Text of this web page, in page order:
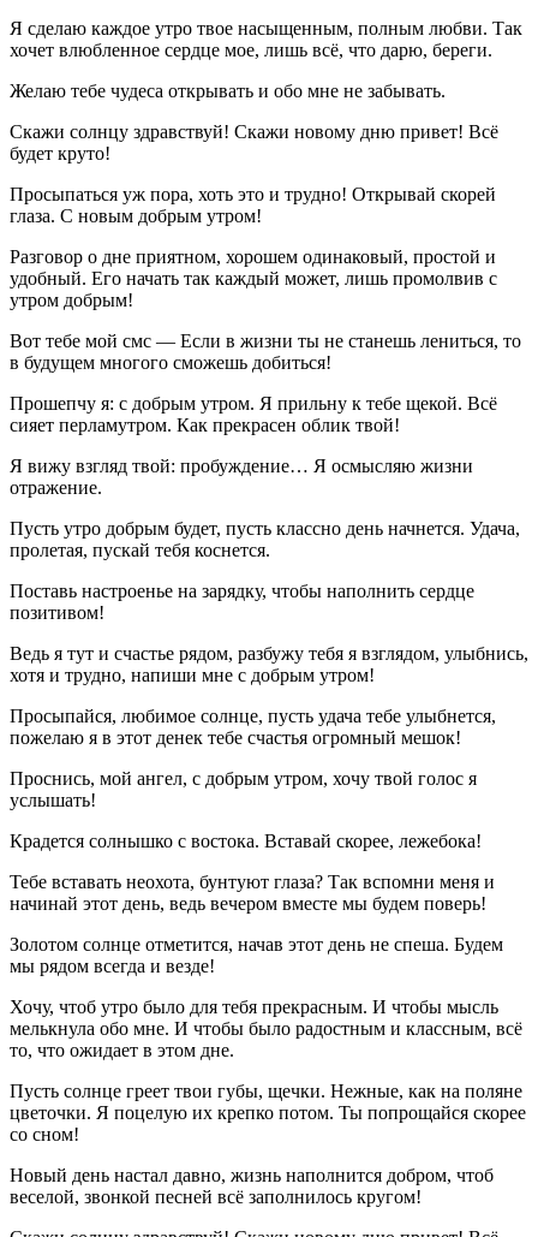
Я сделаю каждое утро твое насыщенным, полным любви. Так
хочет влюбленное сердце мое, лишь всё, что дарю, береги.
Желаю тебе чудеса открывать и обо мне не забывать.
Скажи солнцу здравствуй! Скажи новому дню привет! Всё
будет круто!
Просыпаться уж пора, хоть это и трудно! Открывай скорей
глаза. С новым добрым утром!
Разговор о дне приятном, хорошем одинаковый, простой и
удобный. Его начать так каждый может, лишь промолвив с
утром добрым!
Вот тебе мой смс — Если в жизни ты не станешь лениться, то
в будущем многого сможешь добиться!
Прошепчу я: с добрым утром. Я прильну к тебе щекой. Всё
сияет перламутром. Как прекрасен облик твой!
Я вижу взгляд твой: пробуждение… Я осмысляю жизни
отражение.
Пусть утро добрым будет, пусть классно день начнется. Удача,
пролетая, пускай тебя коснется.
Поставь настроенье на зарядку, чтобы наполнить сердце
позитивом!
Ведь я тут и счастье рядом, разбужу тебя я взглядом, улыбнись,
хотя и трудно, напиши мне с добрым утром!
Просыпайся, любимое солнце, пусть удача тебе улыбнется,
пожелаю я в этот денек тебе счастья огромный мешок!
Проснись, мой ангел, с добрым утром, хочу твой голос я
услышать!
Крадется солнышко с востока. Вставай скорее, лежебока!
Тебе вставать неохота, бунтуют глаза? Так вспомни меня и
начинай этот день, ведь вечером вместе мы будем поверь!
Золотом солнце отметится, начав этот день не спеша. Будем
мы рядом всегда и везде!
Хочу, чтоб утро было для тебя прекрасным. И чтобы мысль
мелькнула обо мне. И чтобы было радостным и классным, всё
то, что ожидает в этом дне.
Пусть солнце греет твои губы, щечки. Нежные, как на поляне
цветочки. Я поцелую их крепко потом. Ты попрощайся скорее
со сном!
Новый день настал давно, жизнь наполнится добром, чтоб
веселой, звонкой песней всё заполнилось кругом!